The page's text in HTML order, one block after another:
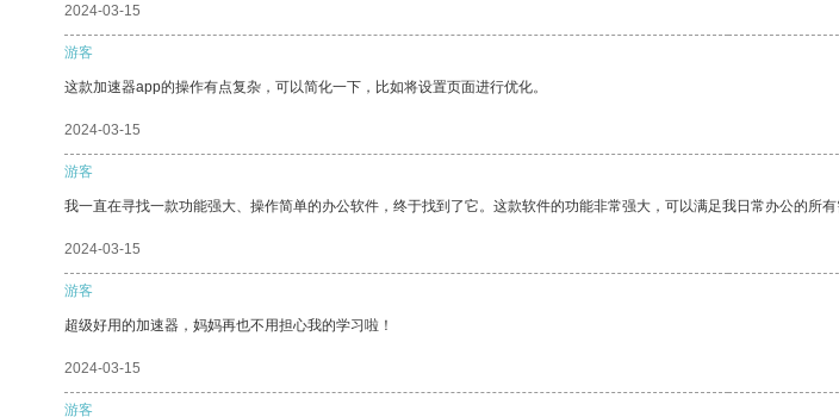
2024-03-15
游客
这款加速器app的操作有点复杂，可以简化一下，比如将设置页面进行优化。
2024-03-15
游客
我一直在寻找一款功能强大、操作简单的办公软件，终于找到了它。这款软件的功能非常强大，可以满足我日常办公的所
2024-03-15
游客
超级好用的加速器，妈妈再也不用担心我的学习啦！
2024-03-15
游客